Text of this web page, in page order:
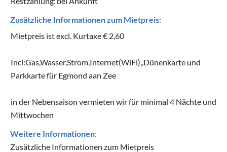
Zusätzliche Informationen zum Mietpreis:
Mietpreis ist excl. Kurtaxe € 2,60
Incl:Gas,Wasser,Strom,Internet(WiFi),,Dünenkarte und
Parkkarte für Egmond aan Zee
in der Nebensaison vermieten wir für minimal 4 Nächte und
Mittwochen
Weitere Informationen:
Zusätzliche Informationen zum Mietpreis